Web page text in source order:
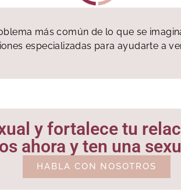
más común de lo que se
especializadas para ayudarte a
y fortalece tu
ahora y ten una
HABLA CON NOSOTROS